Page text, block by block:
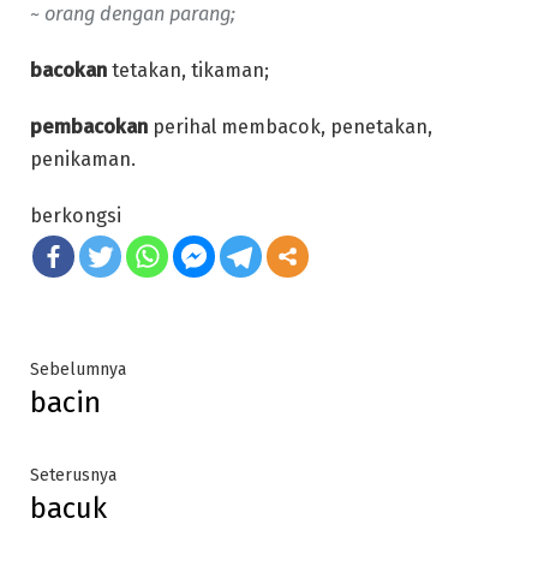
~ orang dengan parang;
bacokan tetakan, tikaman;
pembacokan perihal membacok, penetakan,
penikaman.
berkongsi
Post
navigation
SebelumnyaPrevious
bacin
SeterusnyaNext
bacuk